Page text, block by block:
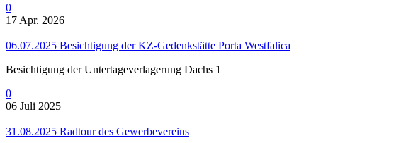
0
17 Apr. 2026
06.07.2025 Besichtigung der KZ-Gedenkstätte Porta Westfalica
Besichtigung der Untertageverlagerung Dachs 1
0
06 Juli 2025
31.08.2025 Radtour des Gewerbevereins